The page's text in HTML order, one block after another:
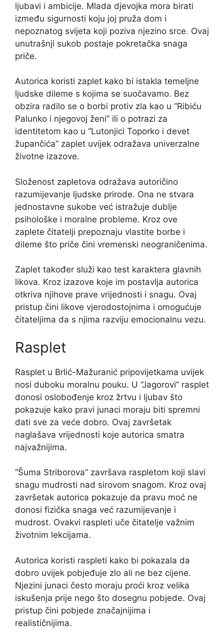
ljubavi i ambicije. Mlada djevojka mora birati
između sigurnosti koju joj pruža dom i
nepoznatog svijeta koji poziva njezino srce. Ovaj
unutrašnji sukob postaje pokretačka snaga
priče.
Autorica koristi zaplet kako bi istakla temeljne
ljudske dileme s kojima se suočavamo. Bez
obzira radilo se o borbi protiv zla kao u “Ribiću
Palunko i njegovoj ženi” ili o potrazi za
identitetom kao u “Lutonjici Toporko i devet
župančića” zaplet uvijek odražava univerzalne
životne izazove.
Složenost zapletova odražava autoričino
razumijevanje ljudske prirode. Ona ne stvara
jednostavne sukobe već istražuje dublje
psihološke i moralne probleme. Kroz ove
zaplete čitatelji prepoznaju vlastite borbe i
dileme što priče čini vremenski neograničenima.
Zaplet također služi kao test karaktera glavnih
likova. Kroz izazove koje im postavlja autorica
otkriva njihove prave vrijednosti i snagu. Ovaj
pristup čini likove vjerodostojnima i omogućuje
čitateljima da s njima razviju emocionalnu vezu.
Rasplet
Rasplet u Brlić-Mažuranić pripovijetkama uvijek
nosi duboku moralnu pouku. U “Jagorovi” rasplet
donosi oslobođenje kroz žrtvu i ljubav što
pokazuje kako pravi junaci moraju biti spremni
dati sve za veće dobro. Ovaj završetak
naglašava vrijednosti koje autorica smatra
najvažnijima.
“Šuma Striborova” završava raspletom koji slavi
snagu mudrosti nad sirovom snagom. Kroz ovaj
završetak autorica pokazuje da pravu moć ne
donosi fizička snaga već razumijevanje i
mudrost. Ovakvi raspleti uče čitatelje važnim
životnim lekcijama.
Autorica koristi raspleti kako bi pokazala da
dobro uvijek pobjeđuje zlo ali ne bez cijene.
Njezini junaci često moraju proći kroz velika
iskušenja prije nego što dosegnu pobjede. Ovaj
pristup čini pobjede značajnijima i
realističnijima.